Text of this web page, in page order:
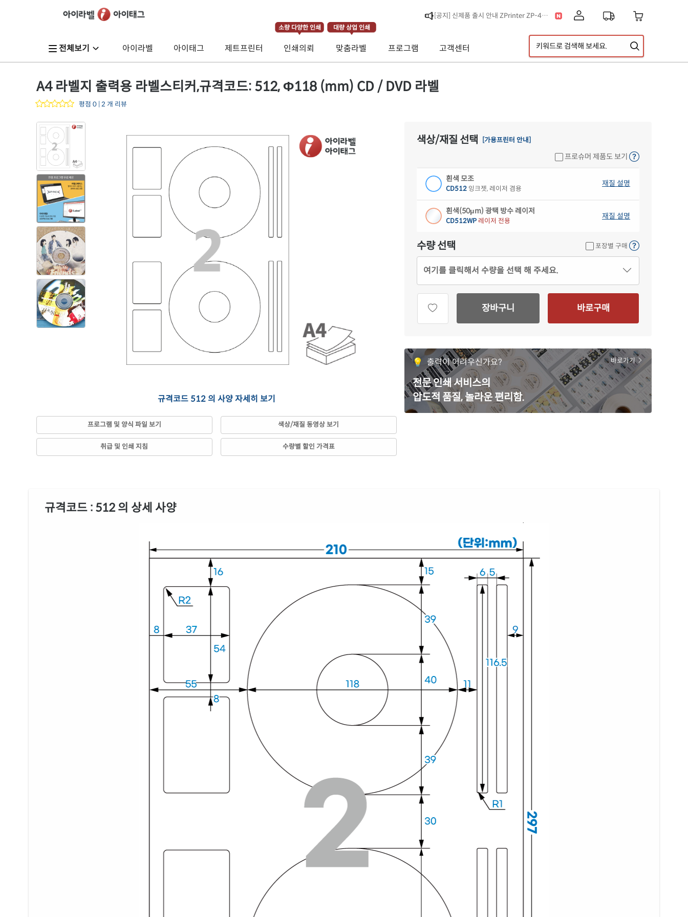
[공지] 신제품 출시 안내 ZPrinter ZP-4121B
[공지] 택배 없는 날 & 광복절 배송안내
[공지] 고객센터 운영시간 및 내선번호 변경 안내
[공지] 아이라벨 무료배송 기준 금액 변경 안내
전체보기 아이라벨 아이태그 제트프린터
소량 다양한 인쇄
인쇄의뢰
대량 상업 인쇄
맞춤라벨 프로그램 고객센터
A4 라벨지 출력용 라벨스티커,규격코드: 512, Φ118 (mm) CD / DVD 라벨
평점 0 | 2 개 리뷰
규격코드 512 의 사양 자세히 보기
프로그램 및 양식 파일 보기 색상/재질 동영상 보기
취급 및 인쇄 지침 수량별 할인 가격표
색상/재질 선택 [가용프린터 안내]
프로슈머 제품도 보기
흰색 모조
CD512 잉크젯, 레이저 겸용
재질 설명
흰색(50μm) 광택 방수 레이저
CD512WP 레이저 전용
재질 설명
수량 선택 포장별 구매
여기를 클릭해서 수량을 선택 해 주세요.
장바구니 바로구매
출력이 어려우신가요?
전문 인쇄 서비스의
압도적 품질, 놀라운 편리함.
바로가기
규격코드 : 512 의 상세 사양